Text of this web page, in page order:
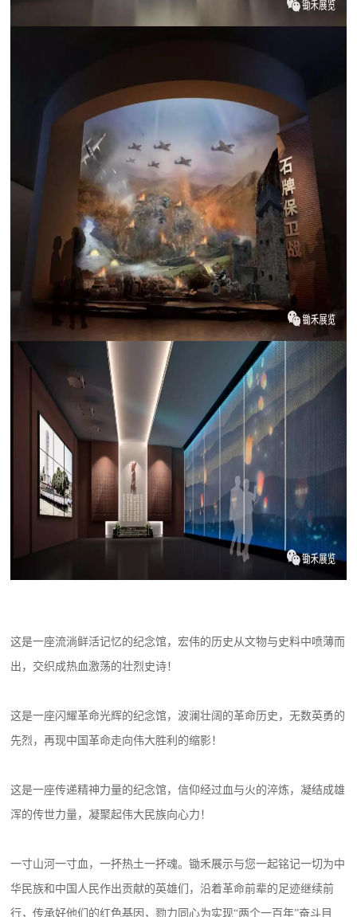
这是一座流淌鲜活记忆的纪念馆，宏伟的历史从文物与史料中喷薄而
出，交织成热血激荡的壮烈史诗！
这是一座闪耀革命光辉的纪念馆，波澜壮阔的革命历史，无数英勇的
先烈，再现中国革命走向伟大胜利的缩影！
这是一座传递精神力量的纪念馆，信仰经过血与火的淬炼，凝结成雄
浑的传世力量，凝聚起伟大民族向心力！
一寸山河一寸血，一抔热土一抔魂。锄禾展示与您一起铭记一切为中
华民族和中国人民作出贡献的英雄们，沿着革命前辈的足迹继续前
行，传承好他们的红色基因，勠力同心为实现“两个一百年”奋斗目